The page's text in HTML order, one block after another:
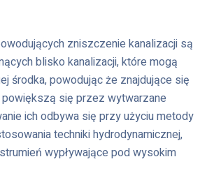
zniszczenie kanalizacji są
blisko kanalizacji, które mogą
środka, powodując że znajdujące się
się przez wytwarzane
ich odbywa się przy użyciu metody
techniki hydrodynamicznej,
wypływające pod wysokim